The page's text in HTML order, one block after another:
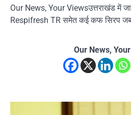
Our News, Your Viewsउत्तराखंड में
Respifresh TR समेत कई कफ सिरप
Our News,